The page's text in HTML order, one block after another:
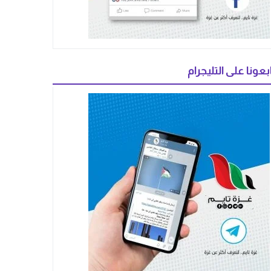
على التليجرام